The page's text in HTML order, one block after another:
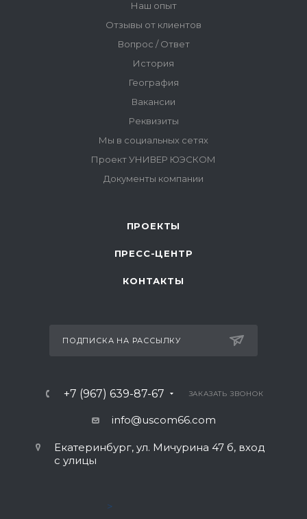
ПРОЕКТЫ
ПРЕСС-ЦЕНТР
КОНТАКТЫ
ПОДПИСКА НА РАССЫЛКУ
+7 (967) 639-87-67 ЗАКАЗАТЬ ЗВОНОК
info@uscom66.com
Екатеринбург, ул. Мичурина 47 б, вход
с улицы
>